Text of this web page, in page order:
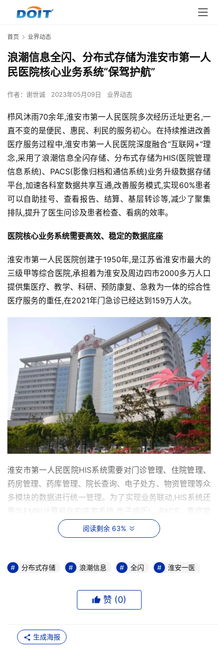
首页 业界动态
浪潮信息全闪、分布式存储为淮安市第一人
民医院核心业务系统“保驾护航”
作者： 谢世诚 2023年05月09日 业界动态
栉风沐雨70余年,淮安市第一人民医院多次经历迁址更名,一
直不变的是便民、惠民、利民的服务初心。在持续推进改善
医疗服务过程中,淮安市第一人民医院深度融合“互联网+”理
念,采用了浪潮信息全闪存储、分布式存储为HIS(医院管理
信息系统)、PACS(影像归档和通信系统)业务升级数据存储
平台,加速各科室数据共享互通,改善服务模式,实现60%患者
可以自助挂号、查看报告、结算、基层转诊等,减少了聚集
排队,提升了医生问诊及患者检查、看病的效率。
医院核心业务系统需要高效、稳定的数据底座
淮安市第一人民医院创建于1950年,是江苏省淮安市最大的
三级甲等综合医院,承担着为淮安及周边四市2000多万人口
提供集医疗、教学、科研、预防康复、急救为一体的综合性
医疗服务的重任,在2021年门急诊已经达到159万人次。
淮安市第一人民医院HIS系统需要对门诊管理、住院管理、
药房管理、药库管理、院长查询、电子处方、物资管理等众
多模块的数据进行统一管理。为了实现业务联动,HIS系统还
要与EMR(计算机化的病案系统,电子病历)、PACS、重症监
护与手术麻醉系统等辅助科室使用的系统对接。这些模块和
系统间进行着频繁的数据交互,模块间的数据交互以结构化
PACS应用上,淮安市第一人民医院配备了大型CT、核磁共
学影像图片的分辨率也在不断提高,这些医学影像图片一般
在几十MB左右,一次检查会采集数百张高清影像,产生的数据
据,这就要求存储平台能够提供对海量非结构化数据小文件
阅读剩余 63%
分布式存储 浪潮信息 全闪 淮安一医
赞 (0)
生成海报